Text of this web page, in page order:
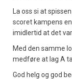
La oss si at
scoret kampens
imidlertid at det
Med den samme
medføre at lag A
God helg og god